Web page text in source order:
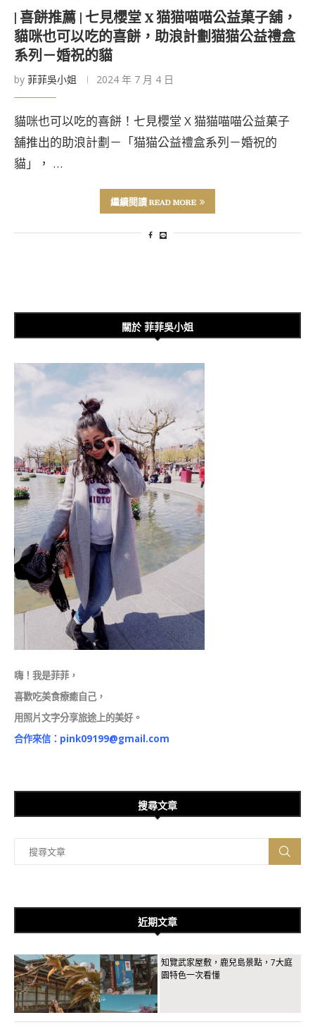
| 喜餅推薦 | 七見櫻堂 X 猫猫喵喵公益菓子舖，
貓咪也可以吃的喜餅，助浪計劃猫猫公益禮盒
系列－婚祝的貓
by 菲菲吳小姐 2024 年 7 月 4 日
貓咪也可以吃的喜餅！七見櫻堂 X 猫猫喵喵公益菓子
舖推出的助浪計劃－「猫猫公益禮盒系列－婚祝的
貓」， …
繼續閱讀 READ MORE
關於 菲菲吳小姐
嗨！我是菲菲，
喜歡吃美食療癒自己，
用照片文字分享旅途上的美好。
合作來信： pink09199@gmail.com
搜尋文章
近期文章
知覽武家屋敷，鹿兒島景點，7大庭
園特色一次看懂